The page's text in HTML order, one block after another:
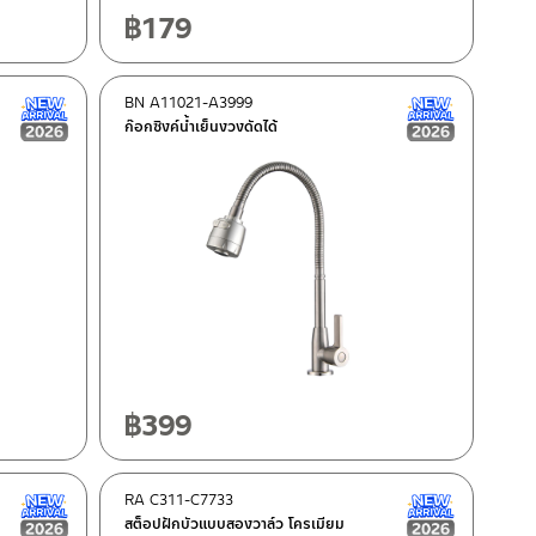
฿179
New Arrival สินค้าใหม่ ปี 2026
ก๊อกซิงค์น้ำเย็นงวงดัดได้
BN A11021-A3999
฿399
New Arrival สินค้าใหม่ ปี 2026
สต็อปฝักบัวแบบสองวาล์ว โครเมียม
RA C311-C7733